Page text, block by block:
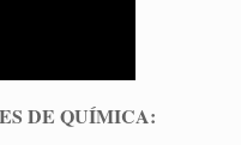
DE QUÍMICA: